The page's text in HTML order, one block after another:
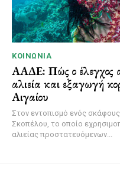
ΚΟΙΝΩΝΊΑ
ΑΑΔΕ: Πώς ο έλεγχος
αλιεία και εξαγωγή
Αιγαίου
Στον εντοπισμό ενός
Σκοπέλου, το οποίο
αλιείας προστατευόμενων...